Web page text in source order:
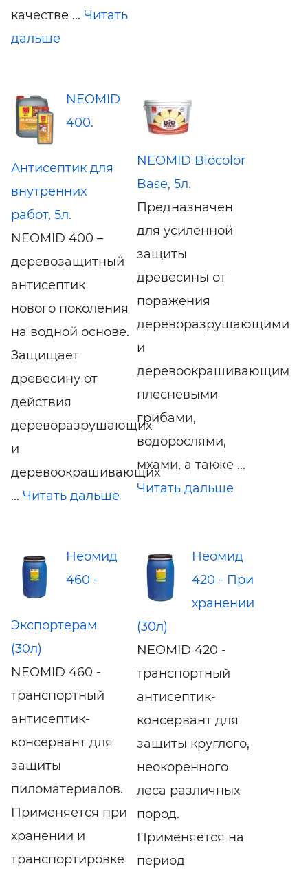
качестве ... Читать
дальше
NEOMID
400.
Антисептик для
внутренних
работ, 5л.
NEOMID 400 –
деревозащитный
антисептик
нового поколения
на водной основе.
Защищает
древесину от
действия
дереворазрушающих
и
деревоокрашивающих
... Читать дальше
NEOMID Biocolor
Base, 5л.
Предназначен
для усиленной
защиты
древесины от
поражения
дереворазрушающими
и
деревоокрашивающими
плесневыми
грибами,
водорослями,
мхами, а также ...
Читать дальше
Неомид
460 -
Экспортерам
(30л)
NEOMID 460 -
транспортный
антисептик-
консервант для
защиты
пиломатериалов.
Применяется при
хранении и
транспортировке
Неомид
420 - При
хранении
(30л)
NEOMID 420 -
транспортный
антисептик-
консервант для
защиты круглого,
неокоренного
леса различных
пород.
Применяется на
период